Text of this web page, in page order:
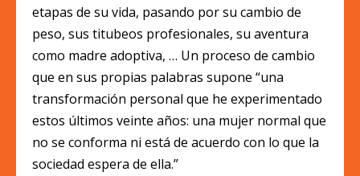
etapas de su vida, pasando por su cambio de
peso, sus titubeos profesionales, su aventura
como madre adoptiva, … Un proceso de cambio
que en sus propias palabras supone “una
transformación personal que he experimentado
estos últimos veinte años: una mujer normal que
no se conforma ni está de acuerdo con lo que la
sociedad espera de ella.”